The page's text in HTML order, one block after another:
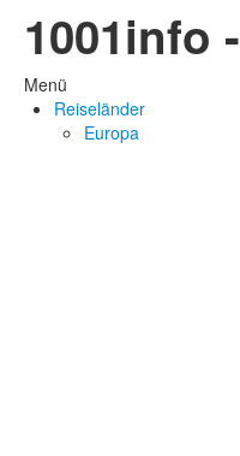
1001info -
Menü
Reiseländer
Europa